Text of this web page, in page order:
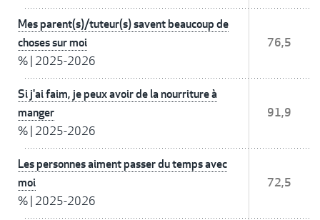
Mes parent(s)/tuteur(s) savent beaucoup de
choses sur moi
% 2025-2026
76,5
Si j'ai faim, je peux avoir de la nourriture à
manger
% 2025-2026
91,9
Les personnes aiment passer du temps avec
moi
% 2025-2026
72,5